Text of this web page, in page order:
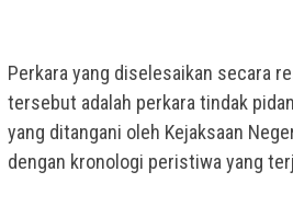
Perkara yang diselesaikan secara
tersebut adalah perkara tindak
yang ditangani oleh Kejaksaan
dengan kronologi peristiwa yang